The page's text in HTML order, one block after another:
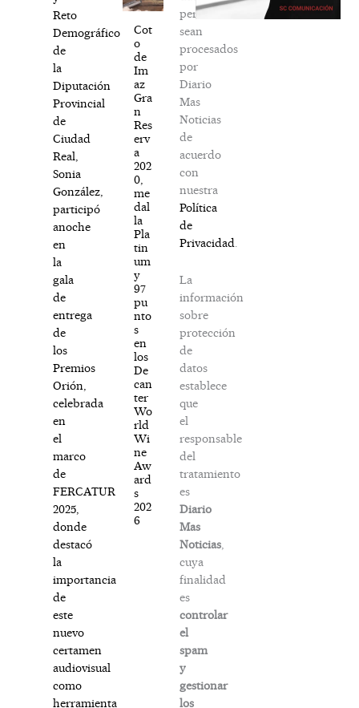
Reto
Demográfico
de
la
Diputación
Provincial
de
Ciudad
Real,
Sonia
González,
participó
anoche
en
la
gala
de
entrega
de
los
Premios
Orión,
celebrada
en
el
marco
de
FERCATUR
2025,
donde
destacó
la
importancia
de
este
nuevo
certamen
audiovisual
como
herramienta
Cot
o
de
Im
az
Gra
n
Res
erv
a
202
0,
me
dal
la
Pla
tin
um
y
97
pu
nto
s
en
los
De
can
ter
Wo
rld
Wi
ne
Aw
ard
s
202
6
personales
sean
procesados
por
Diario
Mas
Noticias
de
acuerdo
con
nuestra
Política
de
Privacidad
La
información
sobre
protección
de
datos
establece
que
el
responsable
del
tratamiento
es
Diario
Mas
Noticias,
cuya
finalidad
es
controlar
el
spam
y
gestionar
los